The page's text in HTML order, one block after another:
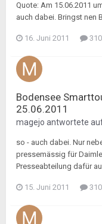
Quote: Am 15.06.2011
auch dabei. Bringst nen
16. Juni 2011
Bodensee
25.06.2011
magejo antwortete
so - auch dabei. Nur
pressemässig für
Presseabteilung dafür
15. Juni 2011